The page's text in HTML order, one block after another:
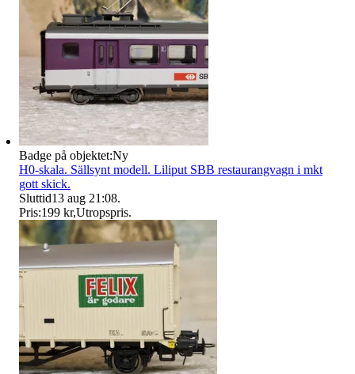
Badge på objektet:Ny
H0-skala. Sällsynt modell. Liliput SBB restaurangvagn i mkt
gott skick.
Sluttid13 aug 21:08.
Pris:199 kr,Utropspris.